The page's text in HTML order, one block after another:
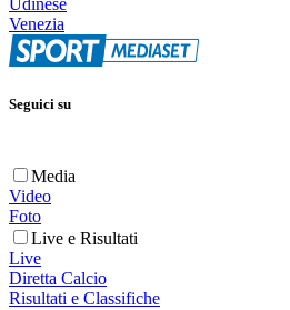
Venezia
Seguici su
Media
Video
Foto
Live e Risultati
Live
Diretta Calcio
Risultati e Classifiche